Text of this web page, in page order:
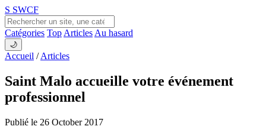
S SWCF
Catégories Top Articles Au hasard
🌙
Accueil /Articles
Saint Malo accueille votre événement
professionnel
Publié le 26 October 2017